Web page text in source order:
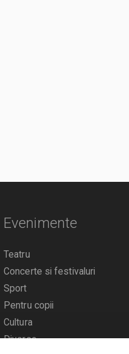
Evenimente
Teatru
Concerte si festivaluri
Sport
Pentru copii
Cultura
Diverse